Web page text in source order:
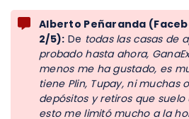
Alberto Peñaranda
2/5): De todas las casas de
probado hasta ahora,
menos me ha gustado, es
tiene Plin, Tupay, ni muchas
depósitos y retiros que
esto me limitó mucho a la